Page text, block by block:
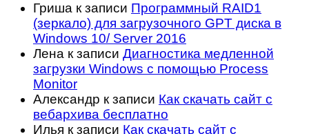
Гриша к записи Программный RAID1
(зеркало) для загрузочного GPT диска в
Windows 10/ Server 2016
Лена к записи Диагностика медленной
загрузки Windows с помощью Process
Monitor
Александр к записи Как скачать сайт с
вебархива бесплатно
Илья к записи Как скачать сайт с